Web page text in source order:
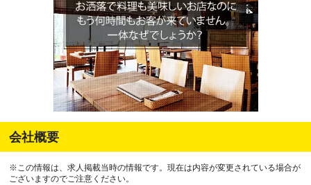
会社概要
※この情報は、求人掲載当時の情報です。現在は内容が変更されている場合が
ございますのでご注意ください。